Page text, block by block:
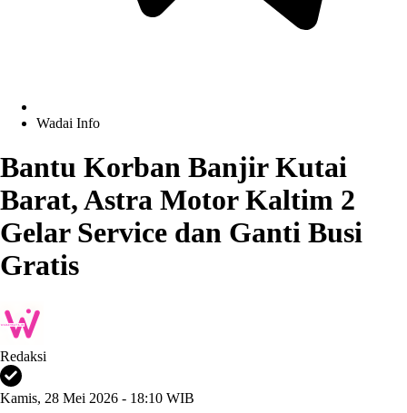
Wadai Info
Bantu Korban Banjir Kutai
Barat, Astra Motor Kaltim 2
Gelar Service dan Ganti Busi
Gratis
Redaksi
Kamis, 28 Mei 2026 - 18:10 WIB